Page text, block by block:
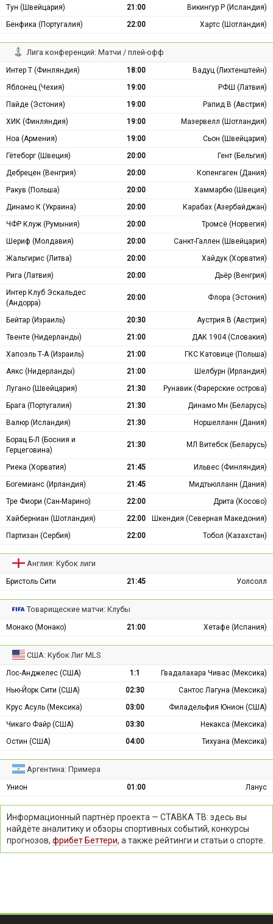
Тун (Швейцария)
21:00
Викингур Р (Исландия)
Бенфика (Португалия)
22:00 Хартс (Шотландия)
Лига конференций: Матчи / плей-офф
Интер Т (Финляндия) 18:00
Вадуц (Лихтенштейн)
Яблонец (Чехия)
19:00
РФШ (Латвия)
Пайде (Эстония)
19:00
Рапид В (Австрия)
ХИК (Финляндия)
19:00
Мазервелл (Шотландия)
Ноа (Армения)
19:00
Сьон (Швейцария)
Гётеборг (Швеция)
20:00
Гент (Бельгия)
Дебрецен (Венгрия)
20:00
Копенгаген (Дания)
Ракув (Польша)
20:00
Хаммарбю (Швеция)
Динамо К (Украина)
20:00
Карабах (Азербайджан)
ЧФР Клуж (Румыния)
20:00
Тромсё (Норвегия)
Шериф (Молдавия)
20:00
Санкт-Галлен (Швейцария)
Жальгирис (Литва)
20:00
Хайдук (Хорватия)
Рига (Латвия)
20:00
Дьёр (Венгрия)
Интер Клуб Эскальдес
(Андорра)
20:00 Флора (Эстония)
Бейтар (Израиль) 20:30
Аустрия В (Австрия)
Твенте (Нидерланды)
21:00
ДАК 1904 (Словакия)
Хапоэль Т-А (Израиль)
21:00
ГКС Катовице (Польша)
Аякс (Нидерланды)
21:00
Шелбурн (Ирландия)
Лугано (Швейцария)
21:30
Рунавик (Фарерские острова)
Брага (Португалия)
21:30
Динамо Мн (Беларусь)
Валюр (Исландия)
21:30
Норшелланн (Дания)
Борац Б-Л (Босния и
Герцеговина)
21:30 МЛ Витебск (Беларусь)
Риека (Хорватия) 21:45
Ильвес (Финляндия)
Богемианс (Ирландия)
21:45
Мидтьюлланн (Дания)
Тре Фиори (Сан-Марино)
22:00
Дрита (Косово)
Хайберниан (Шотландия)
22:00
Шкендия (Северная Македония)
Партизан (Сербия)
22:00 Тобол (Казахстан)
Англия: Кубок лиги
Бристоль Сити 21:45 Уолсолл
Товарищеские матчи: Клубы
Монако (Монако) 21:00 Хетафе (Испания)
США: Кубок Лиг MLS
Лос-Анджелес (США) 1:1
Гвадалахара Чивас (Мексика)
Нью-Йорк Сити (США)
02:30
Сантос Лагуна (Мексика)
Крус Асуль (Мексика)
03:00
Филадельфия Юнион (США)
Чикаго Файр (США)
03:30
Некакса (Мексика)
Остин (США)
04:00 Тихуана (Мексика)
Аргентина: Примера
Унион 01:00 Ланус
Информационный партнёр проекта — СТАВКА ТВ: здесь вы
найдёте аналитику и обзоры спортивных событий, конкурсы
прогнозов, фрибет Беттери, а также рейтинги и статьи о спорте.